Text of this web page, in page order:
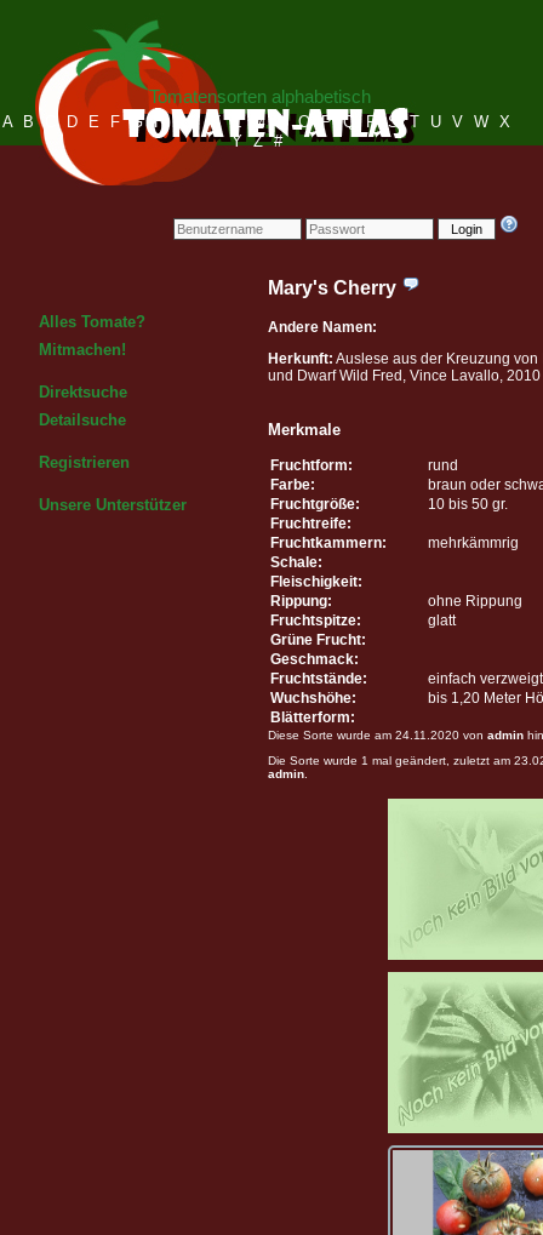
Login
Tomatensorten alphabetisch
A B C D E F G H I J K L M N O P Q R S T U V W X
Y Z #
Alles Tomate?
Mitmachen!
Direktsuche
Detailsuche
Registrieren
Unsere Unterstützer
Mary's Cherry
Andere Namen:
Herkunft: Auslese aus der Kreuzung von
und Dwarf Wild Fred, Vince Lavallo, 2010
Merkmale
Fruchtform:
rund
Farbe:
braun oder
Fruchtgröße:
10 bis 50 gr.
Fruchtreife:
Fruchtkammern:
mehrkämmrig
Schale:
Fleischigkeit:
Rippung:
ohne Rippung
Fruchtspitze:
glatt
Grüne Frucht:
Geschmack:
Fruchtstände:
einfach verzweigt
Wuchshöhe:
bis 1,20 Meter
Blätterform:
Diese Sorte wurde am 24.11.2020 von admin
Die Sorte wurde 1 mal geändert, zuletzt am
admin